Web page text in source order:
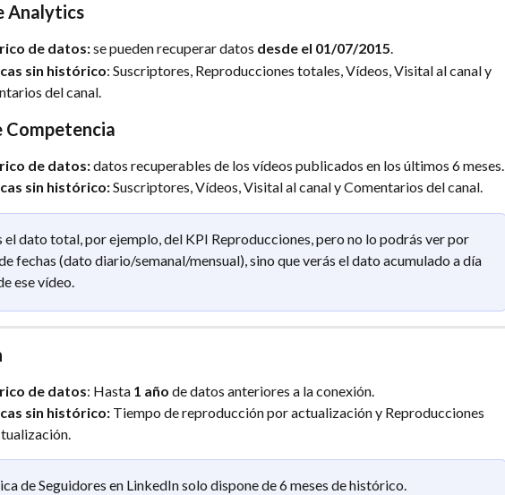
Analytics
de datos: se pueden recuperar datos desde el 01/07/2015.
sin histórico: Suscriptores, Reproducciones totales, Vídeos, Visital al canal y
del canal.
Competencia
de datos: datos recuperables de los vídeos publicados en los últimos 6 meses.
sin histórico: Suscriptores, Vídeos, Visital al canal y Comentarios del canal.
el dato total, por ejemplo, del KPI Reproducciones, pero no lo podrás ver por
fechas (dato diario/semanal/mensual), sino que verás el dato acumulado a día
ese vídeo.
de datos: Hasta 1 año de datos anteriores a la conexión.
sin histórico: Tiempo de reproducción por actualización y Reproducciones
de Seguidores en LinkedIn solo dispone de 6 meses de histórico.